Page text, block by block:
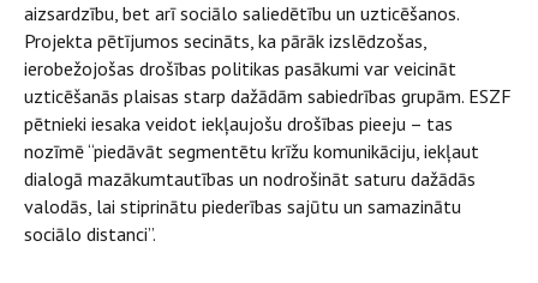
aizsardzību, bet arī sociālo saliedētību un uzticēšanos.
Projekta pētījumos secināts, ka pārāk izslēdzošas,
ierobežojošas drošības politikas pasākumi var veicināt
uzticēšanās plaisas starp dažādām sabiedrības grupām. ESZF
pētnieki iesaka veidot iekļaujošu drošības pieeju – tas
nozīmē “piedāvāt segmentētu krīžu komunikāciju, iekļaut
dialogā mazākumtautības un nodrošināt saturu dažādās
valodās, lai stiprinātu piederības sajūtu un samazinātu
sociālo distanci”.